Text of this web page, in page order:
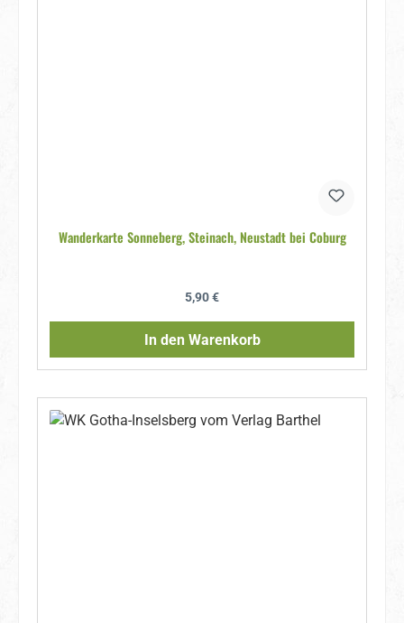
Wanderkarte Sonneberg, Steinach, Neustadt bei Coburg
Regulärer Preis:
5,90 €
In den Warenkorb